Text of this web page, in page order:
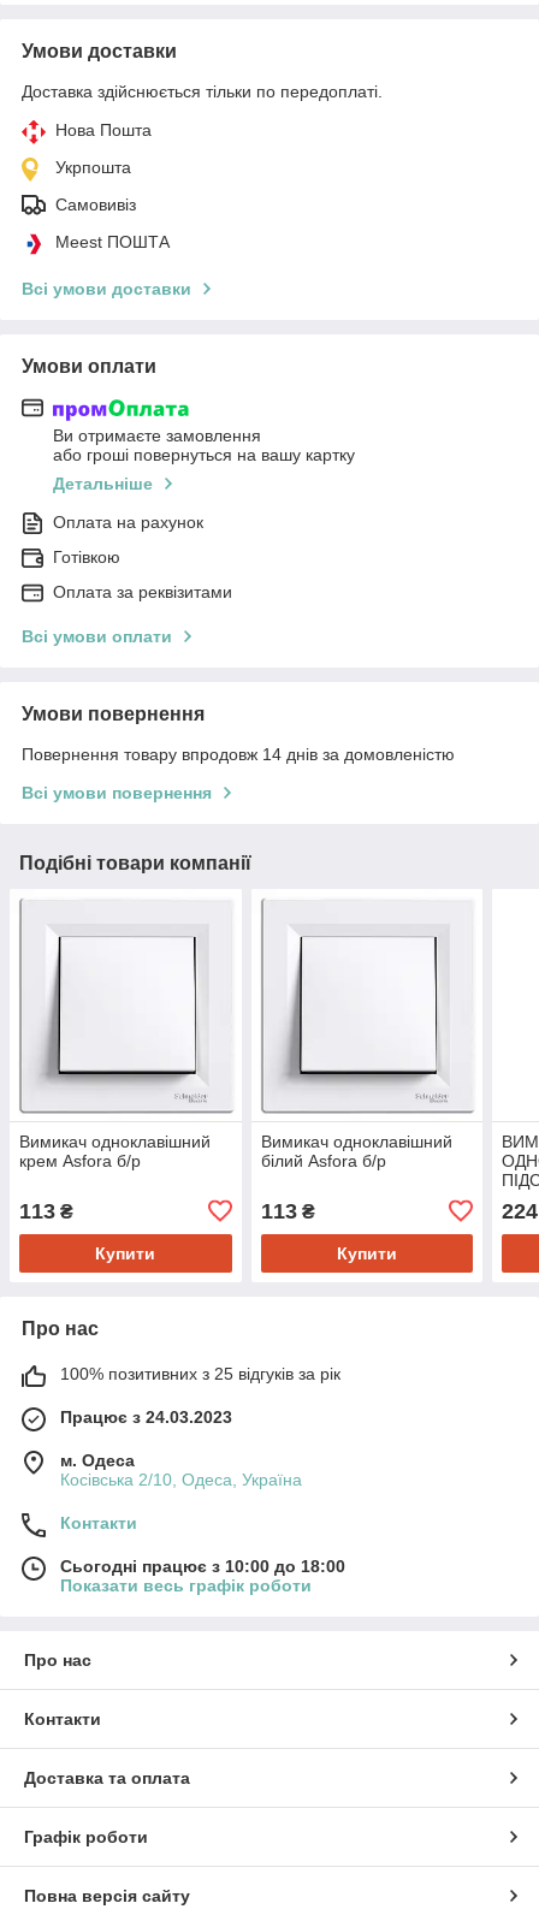
Умови доставки
Доставка здійснюється тільки по передоплаті.
Нова Пошта
Укрпошта
Самовивіз
Meest ПОШТА
Всі умови доставки
Умови оплати
Ви отримаєте замовлення
або гроші повернуться на вашу картку
Детальніше
Оплата на рахунок
Готівкою
Оплата за реквізитами
Всі умови оплати
Умови повернення
Повернення товару впродовж 14 днів за домовленістю
Всі умови повернення
Подібні товари компанії
Вимикач одноклавішний
крем Asfora б/р
113 ₴
Купити
Вимикач одноклавішний
білий Asfora б/р
113₴
Купити
224
Про нас
100% позитивних з 25 відгуків за рік
Працює з 24.03.2023
м. Одеса
Косівська 2/10, Одеса, Україна
Контакти
Сьогодні працює з 10:00 до 18:00
Показати весь графік роботи
Про нас
Контакти
Доставка та оплата
Графік роботи
Повна версія сайту